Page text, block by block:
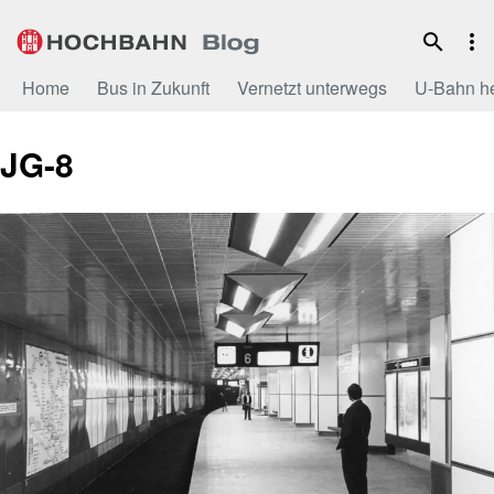
Inhalt
Home Bus in Zukunft Vernetzt unterwegs U-Bahn
JG-8